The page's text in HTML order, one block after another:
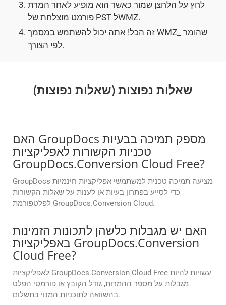
לחץ על הלחצן שמור כאשר הוא מופיע לאחר המרת
פורמט מוצלחת של PST לWMZ.
זה הכל! אתה יכול להשתמש במסמך WMZ_ שהומר
לפי הצורך.
שאלות נפוצות (שאלות נפוצות)
האם GroupDocs מספק תמיכה בבעיות
טכניות הקשורות לאפליקציות
GroupDocs.Conversion Cloud Free?
GroupDocs מציעה תמיכה טכנית למשתמשי אפליקציות חינמיות
כדי לסייע בפתרון בעיות או לענות על שאלות הקשורות
לפלטפורמת GroupDocs.Conversion Cloud.
האם יש מגבלות כלשהן לתכונות הזמינות
באפליקציות GroupDocs.Conversion
Cloud Free?
לאפליקציות GroupDocs.Conversion Cloud Free עשויות להיות
מגבלות על מספר ההמרות, גודל הקובץ או פורמטי הפלט
בהשוואה לתוכניות המנוי בתשלום.